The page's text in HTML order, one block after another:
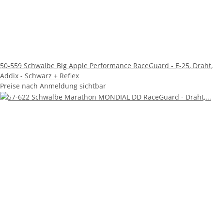
50-559 Schwalbe Big Apple Performance RaceGuard - E-25, Draht,
Addix - Schwarz + Reflex
Preise nach Anmeldung sichtbar